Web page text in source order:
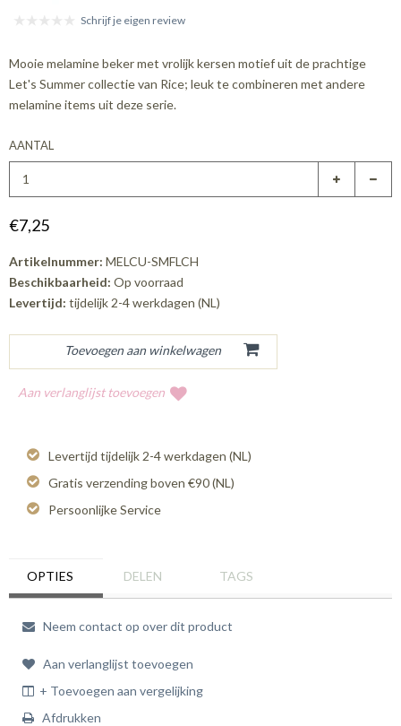
Schrijf je eigen review
Mooie melamine beker met vrolijk kersen motief uit de prachtige
Let's Summer collectie van Rice; leuk te combineren met andere
melamine items uit deze serie.
AANTAL
€7,25
Artikelnummer: MELCU-SMFLCH
Beschikbaarheid: Op voorraad
Levertijd: tijdelijk 2-4 werkdagen (NL)
Aan verlanglijst toevoegen
Levertijd tijdelijk 2-4 werkdagen (NL)
Gratis verzending boven €90 (NL)
Persoonlijke Service
OPTIES DELEN TAGS
Neem contact op over dit product
Aan verlanglijst toevoegen
+ Toevoegen aan vergelijking
Afdrukken